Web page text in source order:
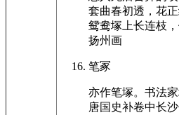
套曲春初透，花
鸳鸯塚上长连枝
扬州画
笔冢
亦作笔塚。书法
唐国史补卷中长